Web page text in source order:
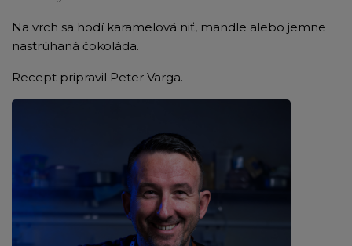
Na vrch sa hodí karamelová niť, mandle alebo jemne
nastrúhaná čokoláda.
Recept pripravil Peter Varga.